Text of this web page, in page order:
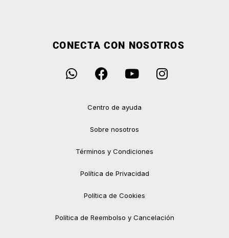
CONECTA CON NOSOTROS
Centro de ayuda
Sobre nosotros
Términos y Condiciones
Política de Privacidad
Política de Cookies
Política de Reembolso y Cancelación